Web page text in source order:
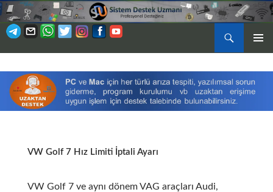
Ara
ATLA
VW Golf 7 Hız Limiti İptali Ayarı
VW Golf 7 ve aynı dönem VAG araçları Audi,